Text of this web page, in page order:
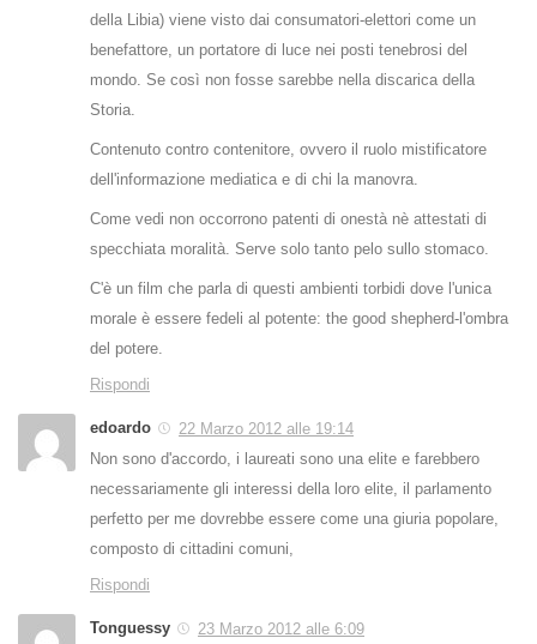
della Libia) viene visto dai consumatori-elettori come un
benefattore, un portatore di luce nei posti tenebrosi del
mondo. Se così non fosse sarebbe nella discarica della
Storia.
Contenuto contro contenitore, ovvero il ruolo mistificatore
dell'informazione mediatica e di chi la manovra.
Come vedi non occorrono patenti di onestà nè attestati di
specchiata moralità. Serve solo tanto pelo sullo stomaco.
C'è un film che parla di questi ambienti torbidi dove l'unica
morale è essere fedeli al potente: the good shepherd-l'ombra
del potere.
Rispondi
edoardo
22 Marzo 2012 alle 19:14
Non sono d'accordo, i laureati sono una elite e farebbero
necessariamente gli interessi della loro elite, il parlamento
perfetto per me dovrebbe essere come una giuria popolare,
composto di cittadini comuni,
Rispondi
Tonguessy
23 Marzo 2012 alle 6:09